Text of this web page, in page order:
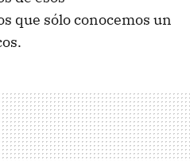
que sólo conocemos un